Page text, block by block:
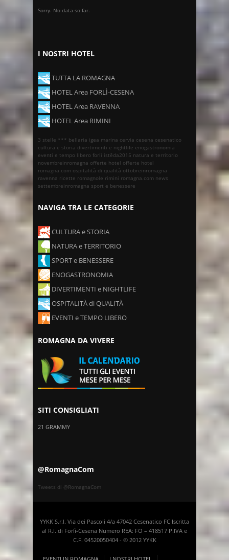
Sorry. No data so far.
I NOSTRI HOTEL
TUTTA LA ROMAGNA
HOTEL Area FORLÌ-CESENA
HOTEL Area RAVENNA
HOTEL Area RIMINI
3 stelle *** bellaria igea marina cervia cesena cesenatico
cultura e storia divertimenti e nightlife enogastronomia
eventi e tempo libero forlì istêda2015 natura e territorio
novembreinromagna offerte hotel offerte hotel
romagna.com ospitalità di qualità ottobreinromagna
ravenna ricette romagnole rimini romagna.com news
settembreinromagna sport e benessere
NAVIGA TRA LE CATEGORIE
CULTURA e STORIA
NATURA e TERRITORIO
SPORT e BENESSERE
ENOGASTRONOMIA
DIVERTIMENTI e NIGHTLIFE
OSPITALITÀ di QUALITÀ
EVENTI e TEMPO LIBERO
ROMAGNA DA VIVERE
SITI CONSIGLIATI
21 GRAMMY
@RomagnaCom
Tweets di @RomagnaCom
YYKK S.r.l. Via dei Pascoli 4/a 47042 Cesenatico FC Iscritta
al R.I. di Forlì-Cesena Numero REA: FO – 418517 P.IVA e
C.F. 04520050404 - © 2012 YYKK
EVENTI IN ROMAGNA I NOSTRI HOTEL